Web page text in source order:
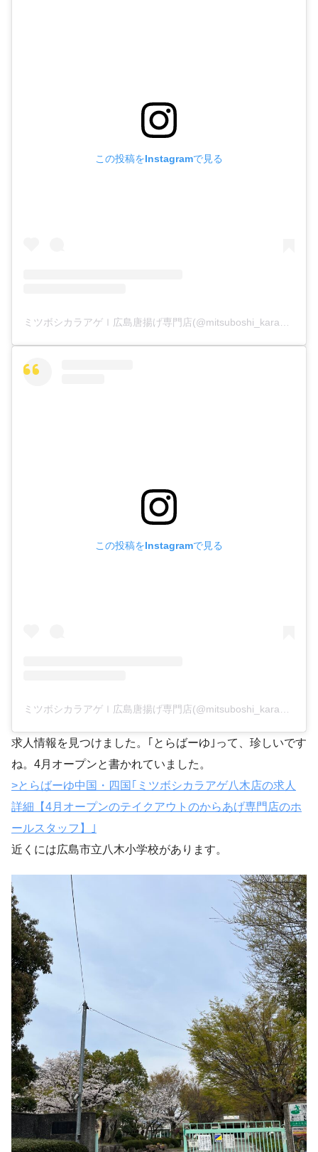
この投稿をInstagramで見る
この投稿をInstagramで見る
求人情報を見つけました。｢とらばーゆ｣って、珍しいです
ね。4月オープンと書かれていました。
>とらばーゆ中国・四国｢ミツボシカラアゲ八木店の求人
詳細【4月オープンのテイクアウトのからあげ専門店のホ
ールスタッフ】｣
近くには広島市立八木小学校があります。